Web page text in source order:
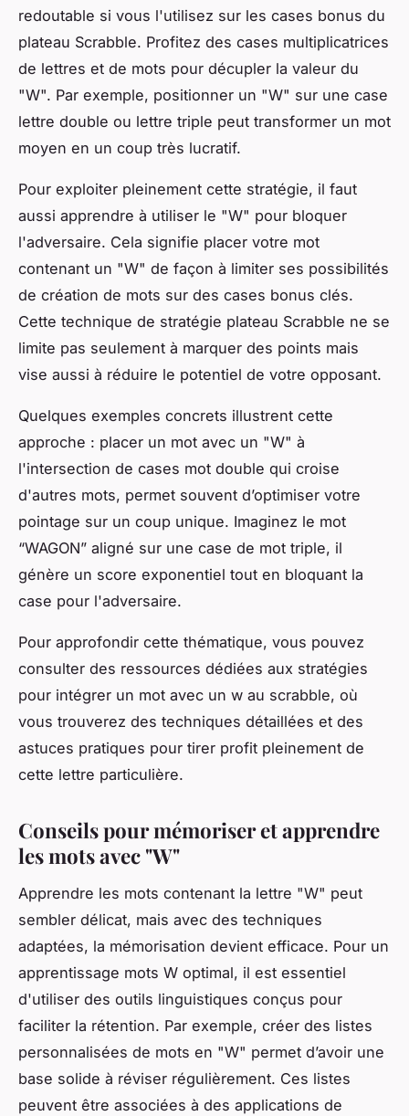
redoutable si vous l'utilisez sur les cases bonus du
plateau Scrabble. Profitez des cases multiplicatrices
de lettres et de mots pour décupler la valeur du
"W". Par exemple, positionner un "W" sur une case
lettre double ou lettre triple peut transformer un mot
moyen en un coup très lucratif.
Pour exploiter pleinement cette stratégie, il faut
aussi apprendre à utiliser le "W" pour bloquer
l'adversaire. Cela signifie placer votre mot
contenant un "W" de façon à limiter ses possibilités
de création de mots sur des cases bonus clés.
Cette technique de stratégie plateau Scrabble ne se
limite pas seulement à marquer des points mais
vise aussi à réduire le potentiel de votre opposant.
Quelques exemples concrets illustrent cette
approche : placer un mot avec un "W" à
l'intersection de cases mot double qui croise
d'autres mots, permet souvent d’optimiser votre
pointage sur un coup unique. Imaginez le mot
“WAGON” aligné sur une case de mot triple, il
génère un score exponentiel tout en bloquant la
case pour l'adversaire.
Pour approfondir cette thématique, vous pouvez
consulter des ressources dédiées aux stratégies
pour intégrer un mot avec un w au scrabble, où
vous trouverez des techniques détaillées et des
astuces pratiques pour tirer profit pleinement de
cette lettre particulière.
Conseils pour mémoriser et apprendre
les mots avec "W"
Apprendre les mots contenant la lettre "W" peut
sembler délicat, mais avec des techniques
adaptées, la mémorisation devient efficace. Pour un
apprentissage mots W optimal, il est essentiel
d'utiliser des outils linguistiques conçus pour
faciliter la rétention. Par exemple, créer des listes
personnalisées de mots en "W" permet d’avoir une
base solide à réviser régulièrement. Ces listes
peuvent être associées à des applications de